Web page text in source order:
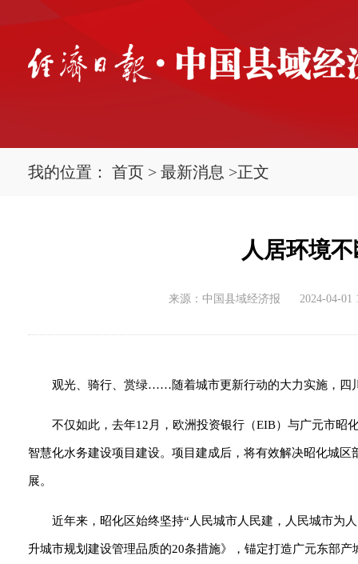
我的位置： 首页 > 最新消息 >正文
人居环境
来源：中国县域经济报 2024-04-01
观光、骑行、赏绿……随着城市更新行动的大力实施，四
不仅如此，去年12月，欧洲投资银行（EIB）与广元市昭
智慧化水务建设项目建设。项目建成后，将有效解决昭化城
展。
近年来，昭化区始终坚持“人民城市人民建，人民城市为
升城市规划建设管理品质的20条措施》，锚定打造广元东部